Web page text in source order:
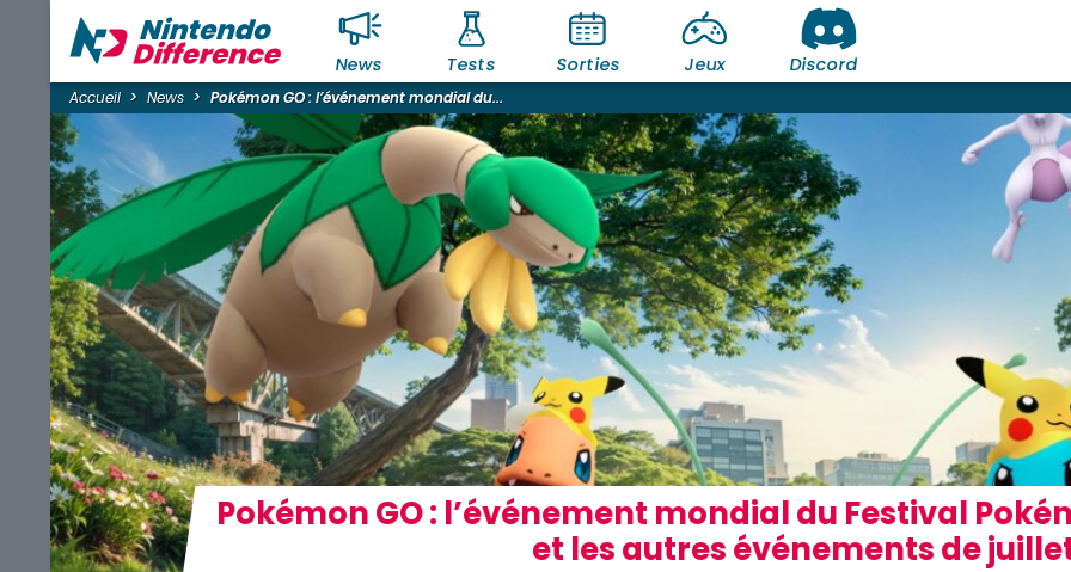
News Tests Sorties Jeux Discord
Accueil News Pokémon GO : l’événement mondial du...
Pokémon GO : l’événement mondial du Festival
et les autres événements de